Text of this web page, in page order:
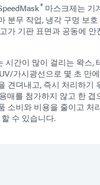
® 마스크제는 기
분무 작업, 냉각 구멍 보
가 기판 표면과 공동에
시간이 많이 걸리는 왁스,
가시광선으로 몇 초 만
견뎌내고, 즉시 처리하기
매를 첨가하지 않고 한 겹
소비와 비용을 줄이고 처
수 있습니다.